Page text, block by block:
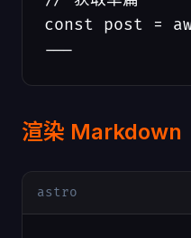
const post =
---
渲染 Markdown
astro